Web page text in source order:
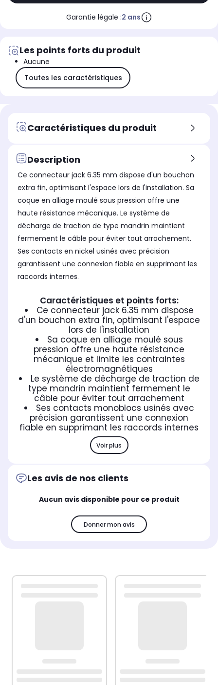
Garantie légale :2 ans
Les points forts du produit
Aucune
Toutes les caractéristiques
Caractéristiques du produit
Description
Ce connecteur jack 6.35 mm dispose d'un bouchon
extra fin, optimisant l'espace lors de l'installation. Sa
coque en alliage moulé sous pression offre une
haute résistance mécanique. Le système de
décharge de traction de type mandrin maintient
fermement le câble pour éviter tout arrachement.
Ses contacts en nickel usinés avec précision
garantissent une connexion fiable en supprimant les
raccords internes.
Caractéristiques et points forts:
Ce connecteur jack 6.35 mm dispose
d'un bouchon extra fin, optimisant l'espace
lors de l'installation
Sa coque en alliage moulé sous
pression offre une haute résistance
mécanique et limite les contraintes
électromagnétiques
Le système de décharge de traction de
type mandrin maintient fermement le
câble pour éviter tout arrachement
Ses contacts monoblocs usinés avec
précision garantissent une connexion
fiable en supprimant les raccords internes
Voir plus
Les avis de nos clients
Aucun avis disponible pour ce produit
Donner mon avis